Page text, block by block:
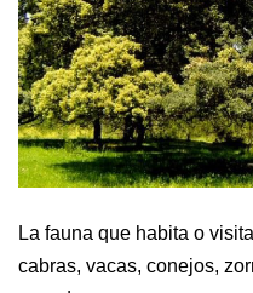
La fauna que habita o
cabras, vacas, conejos,